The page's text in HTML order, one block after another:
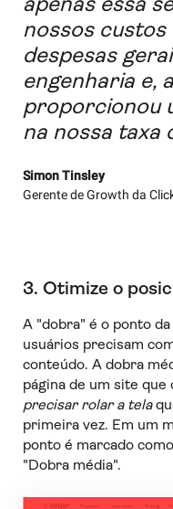
nossos
despesas
engenharia e,
proporcionou
na nossa taxa
Simon Tinsley
Gerente de Growth da
3. Otimize o
A "dobra" é o ponto
usuários precisam
conteúdo. A dobra
página de um site
precisar rolar a tela
primeira vez. Em um
ponto é marcado
"Dobra média".